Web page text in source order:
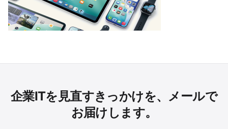
企業ITを見直すきっかけを、メールで
お届けします。